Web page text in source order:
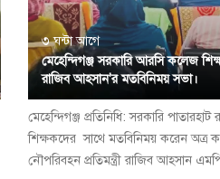
৩ ঘন্টা আগে
মেহেন্দিগঞ্জ সরকারি আরসি কলেজ
রাজিব আহসান'র মতবিনিময় সভা।
মেহেন্দিগঞ্জ প্রতিনিধি: সরকারি পাতারহাট
শিক্ষকদের সাথে মতবিনিময় করেন অত্র
নৌপরিবহন প্রতিমন্ত্রী রাজিব আহসান